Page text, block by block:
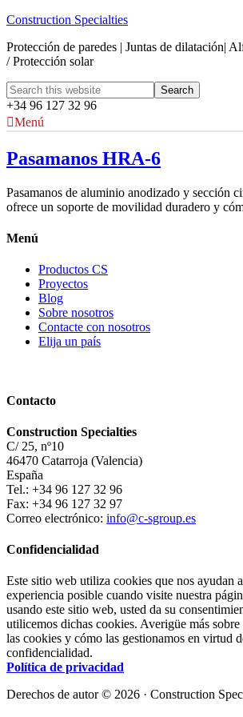
Construction Specialties
Protección de paredes | Juntas de dilatación|
/ Protección solar
+34 96 127 32 96
Menú
Pasamanos HRA-6
Pasamanos de aluminio anodizado y sección
ofrece un soporte de movilidad duradero y
Menú
Productos CS
Proyectos
Blog
Sobre nosotros
Contacte con nosotros
Elija un país
Contacto
Construction Specialties
C/ 25, nº10
46470 Catarroja (Valencia)
España
Tel.: +34 96 127 32 96
Fax: +34 96 127 32 97
Correo electrónico: info@c-sgroup.es
Confidencialidad
Este sitio web utiliza cookies que nos ayudan
experiencia posible cuando visite nuestra
usando este sitio web, usted da su
utilicemos dichas cookies. Averigüe más sobre
las cookies y cómo las gestionamos en virtud
confidencialidad.
Política de privacidad
Derechos de autor © 2026 · Construction